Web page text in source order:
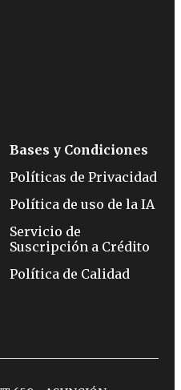
Bases y Condiciones
Políticas de Privacidad
Política de uso de la IA
Servicio de
Suscripción a Crédito
Política de Calidad